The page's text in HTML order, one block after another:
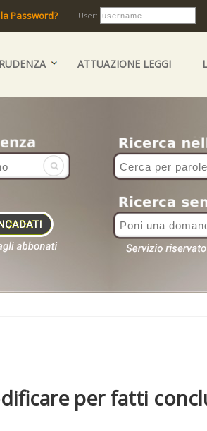
Password? User:
ATTUAZIONE LEGGI
per fatti